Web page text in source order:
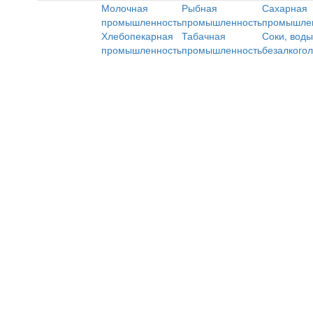
Молочная
промышленность
Рыбная
промышленность
Сахарная
Хлебопекарная
промышленность
Табачная
промышленность
Соки,